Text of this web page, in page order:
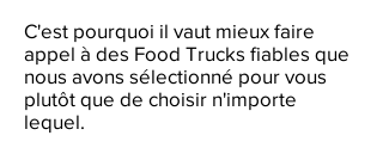
C'est pourquoi il vaut mieux faire
appel à des Food Trucks fiables que
nous avons sélectionné pour vous
plutôt que de choisir n'importe
lequel.